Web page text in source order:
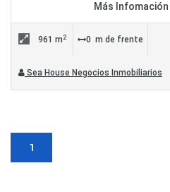
Más Infomación
961 m 2 0 m de frente
Sea House Negocios Inmobiliarios
1